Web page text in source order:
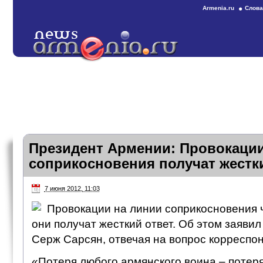
Armenia.ru
Президент Армении:
соприкосновения получат
7 июня 2012, 11:03
Провокации на линии
они получат жесткий ответ. Об этом
Серж Сарсян, отвечая на вопрос